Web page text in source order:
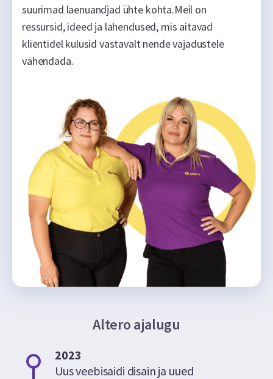
suurimad laenuandjad ühte kohta.Meil on
ressursid, ideed ja lahendused, mis aitavad
klientidel kulusid vastavalt nende vajadustele
vähendada.
Altero ajalugu
2023
Uus veebisaidi disain ja uued